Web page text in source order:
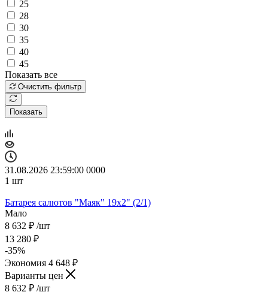
25
28
30
35
40
45
Показать все
Очистить фильтр
Показать
31.08.2026 23:59:00 0000
1 шт
Батарея салютов "Маяк" 19x2" (2/1)
Мало
8 632 ₽ /шт
13 280 ₽
-35%
Экономия 4 648 ₽
Варианты цен
8 632 ₽ /шт